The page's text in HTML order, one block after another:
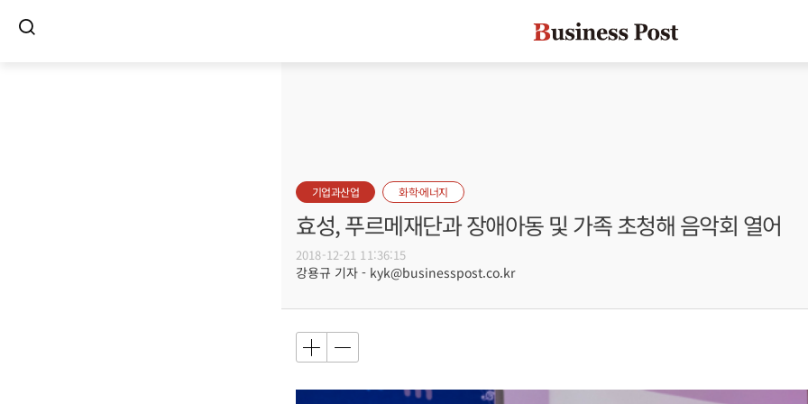
기업과산업 화학·에너지
효성, 푸르메재단과 장애아동 및 가족 초청해 음악회 열어
2018-12-21 11:36:15
강용규 기자 - kyk@businesspost.co.kr